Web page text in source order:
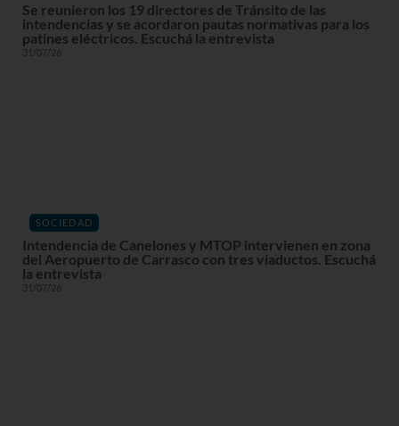
Se reunieron los 19 directores de Tránsito de las
intendencias y se acordaron pautas normativas para los
patines eléctricos. Escuchá la entrevista
31/07/26
SOCIEDAD
Intendencia de Canelones y MTOP intervienen en zona
del Aeropuerto de Carrasco con tres viaductos. Escuchá
la entrevista
31/07/26